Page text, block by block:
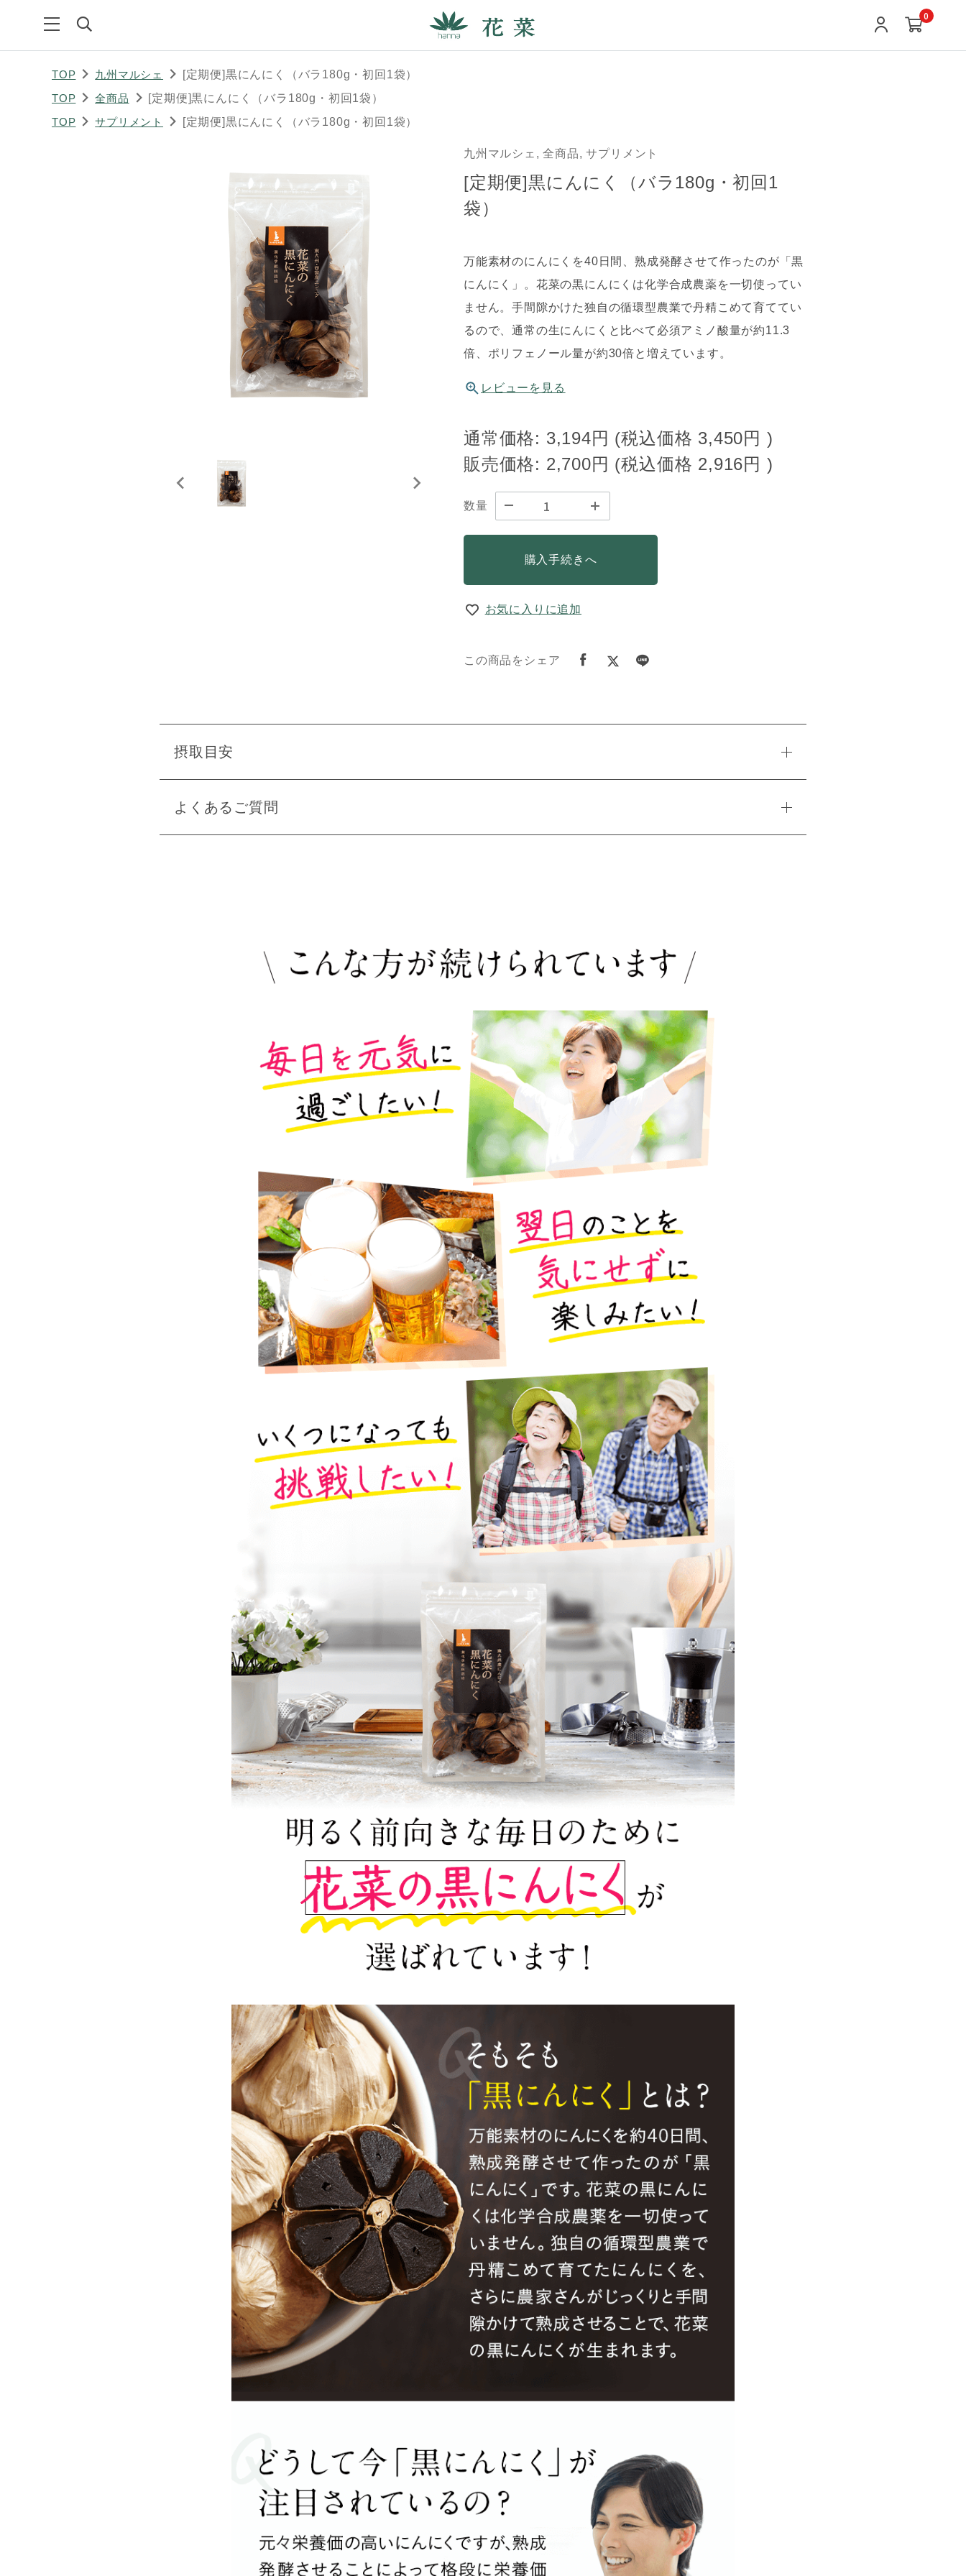
0
TOP 九州マルシェ
[定期便]黒にんにく（バラ180g・初回1袋）
TOP
全商品
[定期便]黒にんにく（バラ180g・初回1袋）
TOP
サプリメント [定期便]黒にんにく（バラ180g・初回1袋）
九州マルシェ, 全商品, サプリメント
[定期便]黒にんにく（バラ180g・初回1
袋）
万能素材のにんにくを40日間、熟成発酵させて作ったのが「黒
にんにく」。花菜の黒にんにくは化学合成農薬を一切使ってい
ません。手間隙かけた独自の循環型農業で丹精こめて育ててい
るので、通常の生にんにくと比べて必須アミノ酸量が約11.3
倍、ポリフェノール量が約30倍と増えています。
レビューを見る
通常価格: 3,194円 (税込価格 3,450円 )
販売価格: 2,700円 (税込価格 2,916円 )
数量
購入手続きへ
お気に入りに追加
この商品をシェア
摂取目安
よくあるご質問